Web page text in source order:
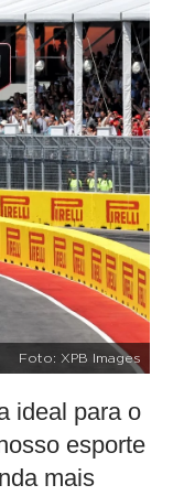
Foto: XPB Images
ideal para o
esporte
mais